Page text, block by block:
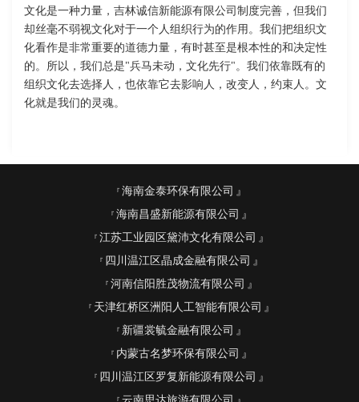
文化是一种力量，吉林诚信新能源有限公司制度完善，但我们
却丝毫不弱视文化对于一个人组织行为的作用。我们把组织文
化看作是非常重要的道德力量，有时甚至是根本性的和决定性
的。所以，我们总是"兵马未动，文化先行"。我们依靠既有的
组织文化去选择人，也依靠它去影响人，改变人，约束人。文
化就是我们的灵魂。
海南金泰环保有限公司
海南昌盛新能源有限公司
江苏工业园区黛沛文化有限公司
四川温江区晶成金融有限公司
河南信阳胜茂物流有限公司
天津红桥区洲阳人工智能有限公司
新疆裳毓金融有限公司
内蒙古名梦环保有限公司
四川温江区罗复新能源有限公司